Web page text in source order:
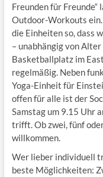
Freunden für Freunde“
Outdoor-Workouts
die Einheiten so, dass
– unabhängig von
Basketballplatz im
regelmäßig. Neben
Yoga-Einheit für
offen für alle ist der
Samstag um 9.15 Uhr
trifft. Ob zwei, fünf
willkommen.
Wer lieber individuell
beste Möglichkeiten: